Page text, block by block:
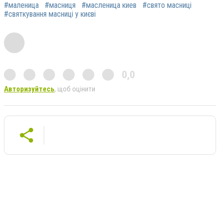
#маленица #масниця #масленица киев
#свято масниці
#святкування масниці у києві
0,0
Авторизуйтесь, щоб оцінити